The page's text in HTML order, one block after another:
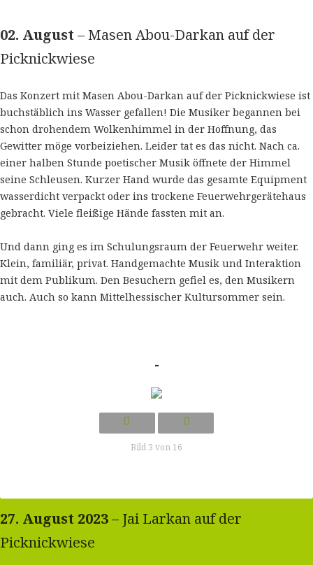
02. August– Masen Abou-Darkan auf der
Picknickwiese
Das Konzert mit Masen Abou-Darkan auf der Picknickwiese ist
buchstäblich ins Wasser gefallen! Die Musiker begannen bei
schon drohendem Wolkenhimmel in der Hoffnung, das
Gewitter möge vorbeiziehen. Leider tat es das nicht. Nach ca.
einer halben Stunde poetischer Musik öffnete der Himmel
seine Schleusen. Kurzer Hand wurde das gesamte Equipment
wasserdicht verpackt oder ins trockene Feuerwehrgerätehaus
gebracht. Viele fleißige Hände fassten mit an.
Und dann ging es im Schulungsraum der Feuerwehr weiter.
Klein, familiär, privat. Handgemachte Musik und Interaktion
mit dem Publikum. Den Besuchern gefiel es, den Musikern
auch. Auch so kann Mittelhessischer Kultursommer sein.
-
Bild 3 von 16
27. August 2023– Jai Larkan auf der
Picknickwiese